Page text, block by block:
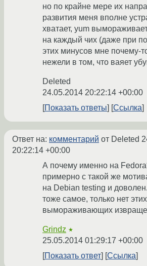
но по крайне мере их
развития меня вполне
хватает, yum
на каждый чих (даже при
этих минусов мне почему-
нежели в том, что ваяет
Deleted
24.05.2014 20:22:14 +00:00
Показать ответы
Ссылка
Ответ на: комментарий от Deleted
20:22:14 +00:00
А почему именно на
примерно с такой же
на Debian testing и
тоже самое, только нет этих
вымораживающих
Grindz ★
25.05.2014 01:29:17 +00:00
Показать ответ
Ссылка